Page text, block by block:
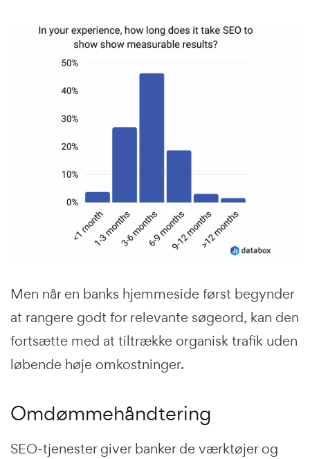
Men når en banks hjemmeside først begynder
at rangere godt for relevante søgeord, kan den
fortsætte med at tiltrække organisk trafik uden
løbende høje omkostninger.
Omdømmehåndtering
SEO-tjenester giver banker de værktøjer og